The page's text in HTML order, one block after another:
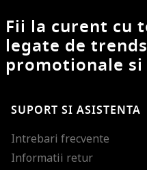
Fii la curent cu
legate de
promotionale
SUPORT SI ASISTENTA
Intrebari frecvente
Informatii retur